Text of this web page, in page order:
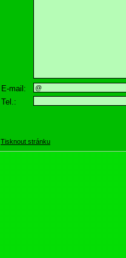
E-mail:
Tel.:
Tisknout stránku